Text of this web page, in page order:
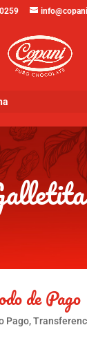
de Pago
Pago,